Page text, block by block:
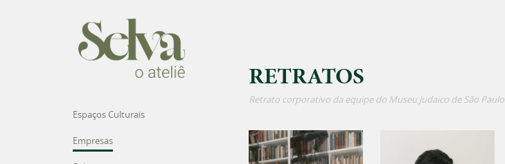
Espaços Culturais
Empresas
RETRATOS
Retrato corporativo da equipe do Museu Judaico de São Paulo